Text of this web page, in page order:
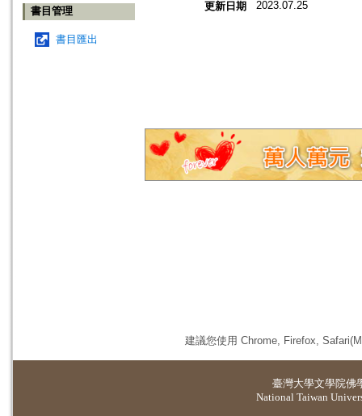
書目管理
書目匯出
更新日期 2023.07.25
建議您使用 Chrome, Firefox,
臺灣大學文學院佛
National Taiwan